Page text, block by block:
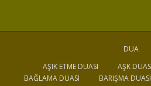
DUA
AŞIK ETME DUASI
AŞK
BAĞLAMA DUASI
BARIŞMA DUASI